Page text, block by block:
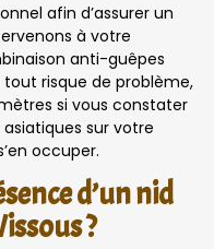
afin d’assurer un
à votre
anti-guêpes
risque de problème,
si vous constater
sur votre
occuper.
d’un nid
?